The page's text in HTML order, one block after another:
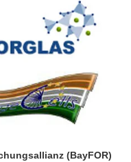
(BayFOR)